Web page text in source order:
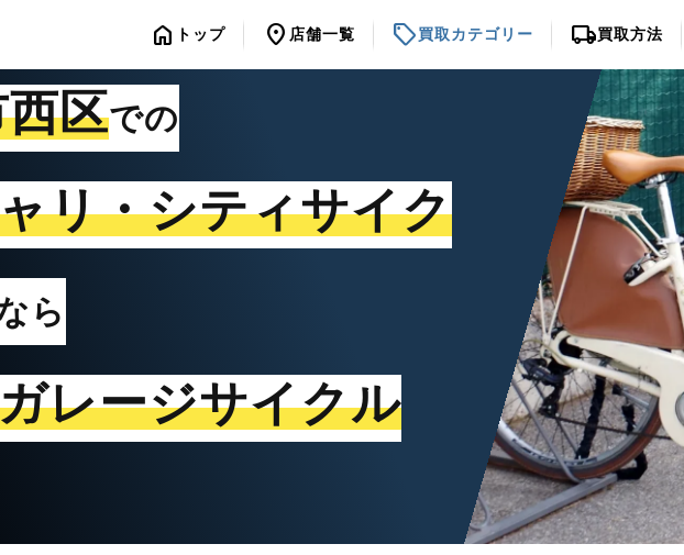
home トップ location_on 店舗一覧 sell買取カテゴリー local_shipping買取方法
区での
リ・シティサイク
ら
レージサイクル